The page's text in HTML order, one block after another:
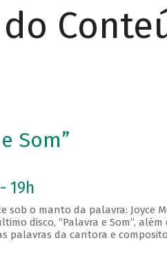
Som”
19h
sob o manto da palavra: Joyce
disco, “Palavra e Som”,
palavras da cantora e